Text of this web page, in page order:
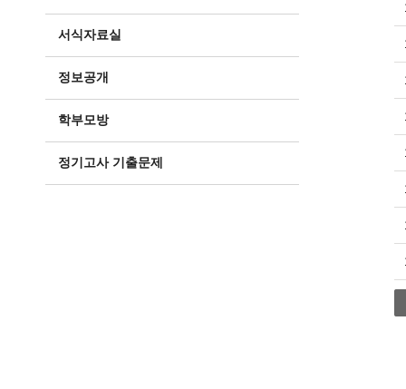
서식자료실
정보공개
학부모방
정기고사 기출문제